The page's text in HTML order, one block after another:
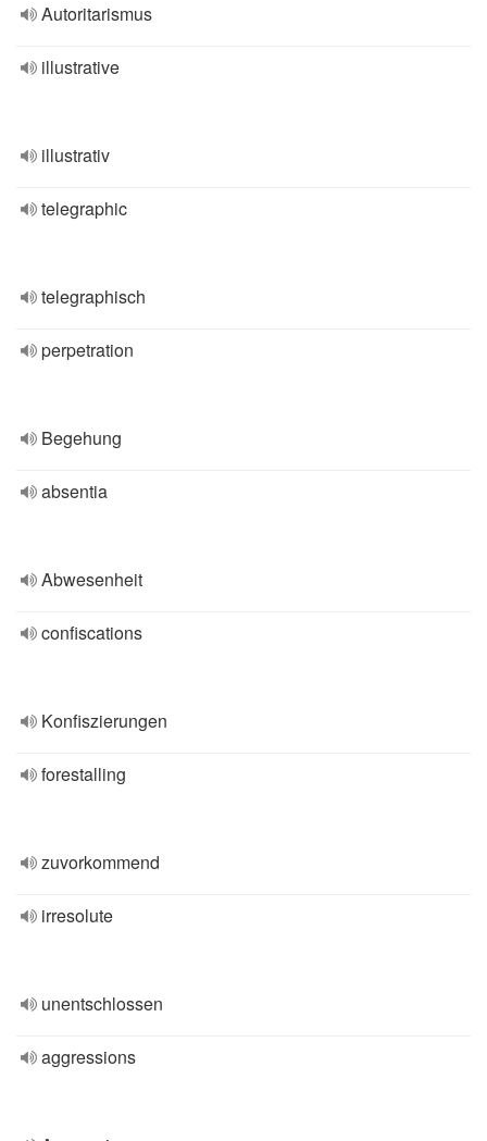
Autoritarismus
illustrative
illustrativ
telegraphic
telegraphisch
perpetration
Begehung
absentia
Abwesenheit
confiscations
Konfiszierungen
forestalling
zuvorkommend
irresolute
unentschlossen
aggressions